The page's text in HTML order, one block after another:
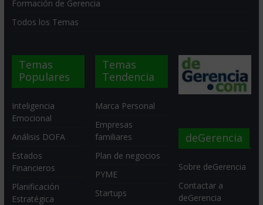
Formación de Gerencia
Todos los Temas
Temas
Populares
Inteligencia
Emocional
Análisis DOFA
Estados
Financieros
Planificación
Estratégica
Temas
Tendencia
Marca Personal
Empresas
familiares
Plan de negocios
PYME
Startups
deGerencia
Sobre deGerencia
Contactar a
deGerencia